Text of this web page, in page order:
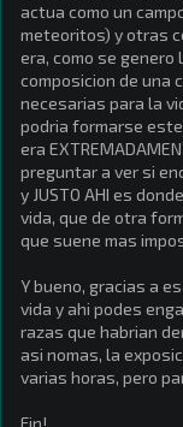
actua como un
meteoritos) y otras
era, como se genero
composicion de una
necesarias para la
podria formarse
era
preguntar a ver si
y JUSTO AHI es
vida, que de otra
que suene mas
Y bueno, gracias a
vida y ahi podes
razas que habrian
asi nomas, la
varias horas, pero
Fin!